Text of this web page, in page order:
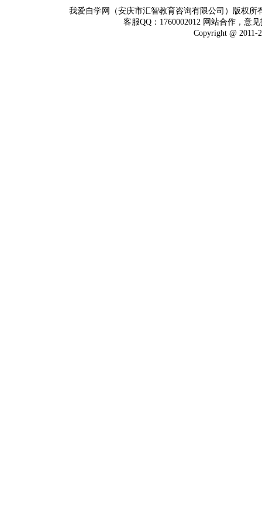
我爱自学网（安庆市汇智教育咨询有限公司）版权
客服QQ：1760002012 网站合作，意
Copyright @